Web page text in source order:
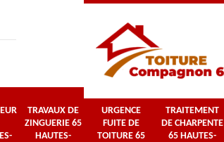
TRAVAUX DE
ZINGUERIE 65
HAUTES-
URGENCE
FUITE DE
TOITURE 65
TRAITEMENT
DE CHARPENTE
65 HAUTES-